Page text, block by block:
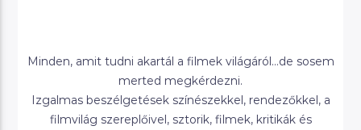
Minden, amit tudni akartál a filmek világáról…de sosem
merted megkérdezni.
Izgalmas beszélgetések színészekkel, rendezőkkel, a
filmvilág szereplőivel, sztorik, filmek, kritikák és